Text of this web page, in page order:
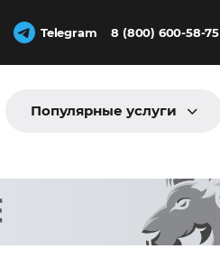
Telegram 8 (800) 600-58-75
Популярные услуги